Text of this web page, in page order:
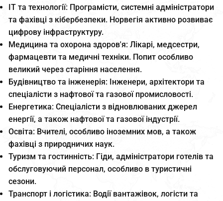
ІТ та технології: Програмісти, системні адміністратори
та фахівці з кібербезпеки. Норвегія активно розвиває
цифрову інфраструктуру.
Медицина та охорона здоров'я: Лікарі, медсестри,
фармацевти та медичні техніки. Попит особливо
великий через старіння населення.
Будівництво та інженерія: Інженери, архітектори та
спеціалісти з нафтової та газової промисловості.
Енергетика: Спеціалісти з відновлюваних джерел
енергії, а також нафтової та газової індустрії.
Освіта: Вчителі, особливо іноземних мов, а також
фахівці з природничих наук.
Туризм та гостинність: Гіди, адміністратори готелів та
обслуговуючий персонал, особливо в туристичні
сезони.
Транспорт і логістика: Водії вантажівок, логісти та